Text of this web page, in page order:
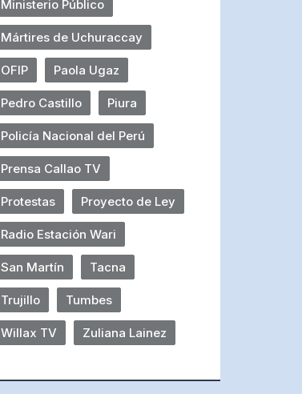
Ministerio Público
Mártires de Uchuraccay
OFIP Paola Ugaz
Pedro Castillo Piura
Policía Nacional del Perú
Prensa Callao TV
Protestas Proyecto de Ley
Radio Estación Wari
San Martín Tacna
Trujillo Tumbes
Willax TV Zuliana Lainez